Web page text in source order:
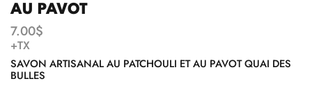
AU PAVOT
7.00$
+TX
SAVON ARTISANAL AU PATCHOULI ET AU PAVOT QUAI DES
BULLES